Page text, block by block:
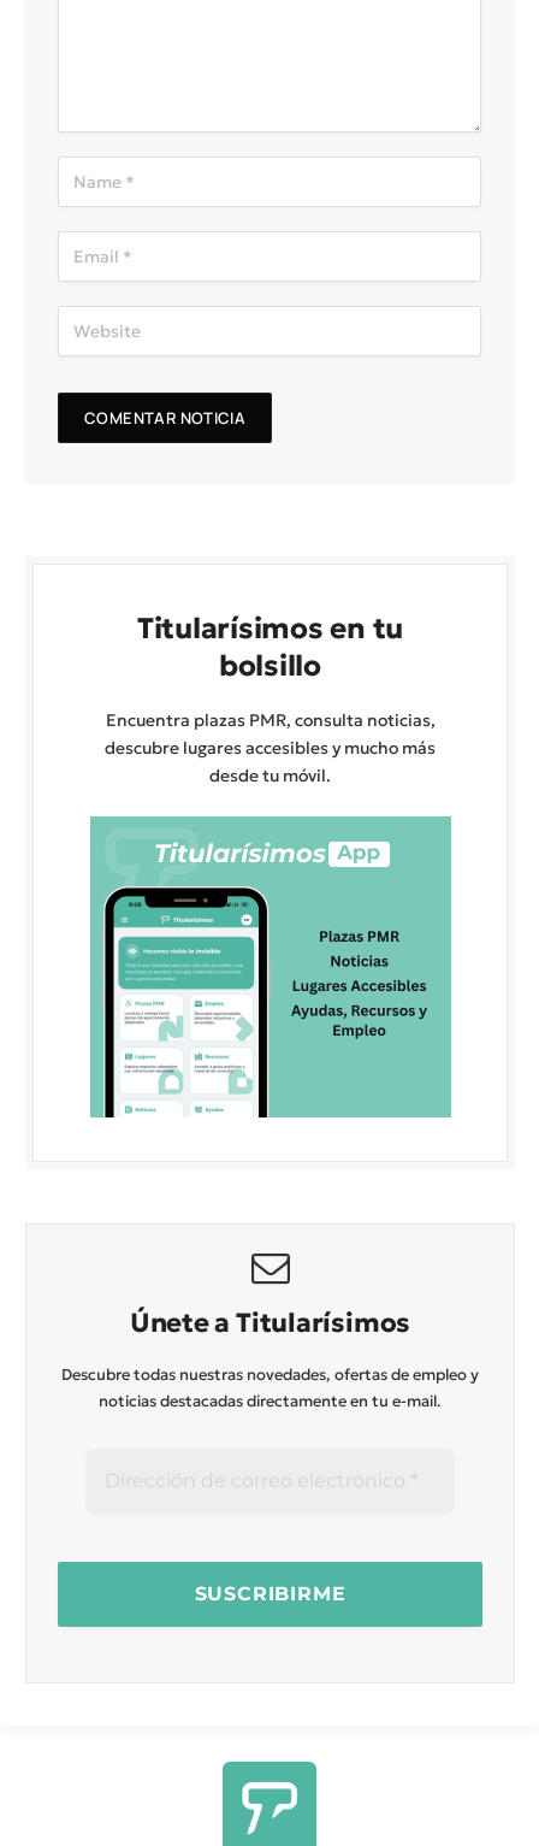
Titularísimos en tu
bolsillo
Encuentra plazas PMR, consulta noticias,
descubre lugares accesibles y mucho más
desde tu móvil.
Únete a Titularísimos
Descubre todas nuestras novedades, ofertas de empleo y
noticias destacadas directamente en tu e-mail.